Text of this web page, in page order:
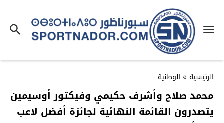
الرئيسية » الوطنية
محمد صلاح وأشرف حكيمي وفيكتور أوسيمين
يتصدرون القائمة النهائية لجائزة أفضل لاعب